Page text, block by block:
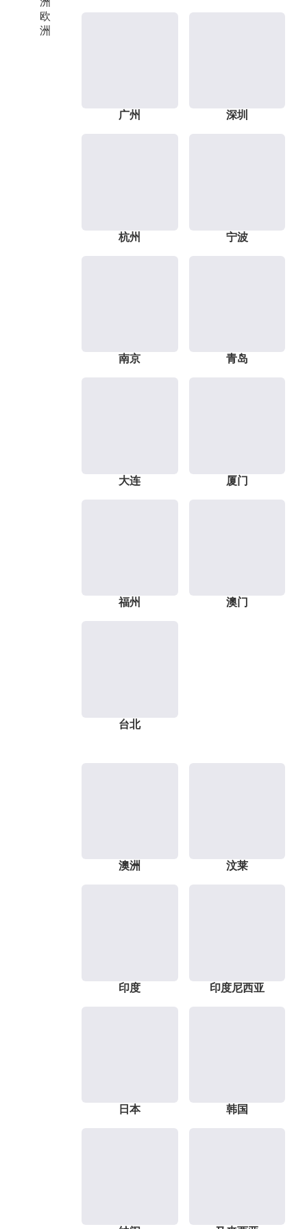
欧
洲
广州 深圳
杭州 宁波
南京 青岛
大连 厦门
福州 澳门
台北
澳洲 汶莱
印度 印度尼西亚
日本 韩国